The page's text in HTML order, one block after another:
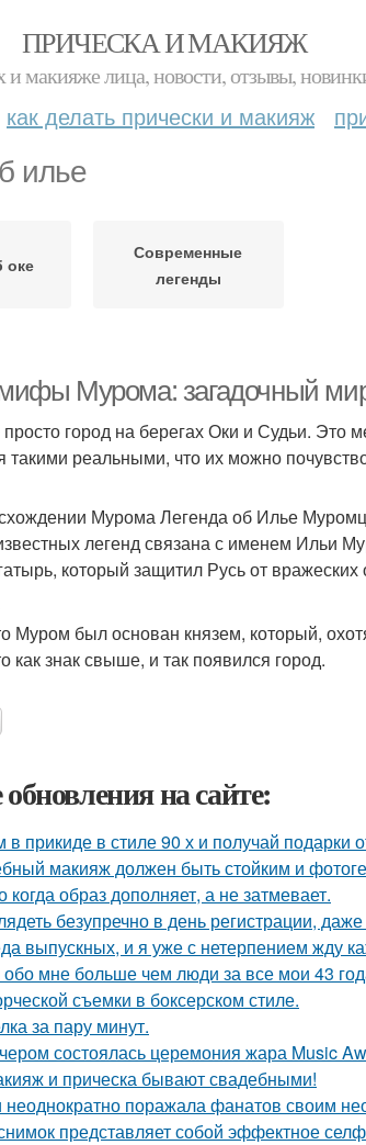
ПРИЧЕСКА И МАКИЯЖ
макияже лица, новости, отзывы,
как делать прически и макияж
илье
оке
Современные
легенды
Мурома: загадочный мир
город на берегах Оки и Судьи. Это
такими реальными, что их можно
Мурома Легенда об Илье
легенд связана с именем Ильи
который защитил Русь от вражеских
Муром был основан князем, который,
как знак свыше, и так появился город.
на сайте:
прикиде в стиле 90 х и получай подарки
макияж должен быть стойким и
когда образ дополняет, а не затмевает.
безупречно в день регистрации,
выпускных, и я уже с нетерпением жду
мне больше чем люди за все мои 43
съемки в боксерском стиле.
за пару минут.
состоялась церемония жара Music
и прическа бывают свадебными!
поражала фанатов своим
представляет собой эффектное